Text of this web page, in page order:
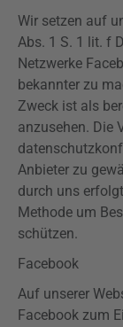
Wir setzen auf
Abs. 1 S. 1 lit. f
Netzwerke
bekannter zu
Zweck ist als
anzusehen. Die
Anbieter zu
durch uns
Methode um
schützen.
Facebook
Auf unserer
Facebook zum